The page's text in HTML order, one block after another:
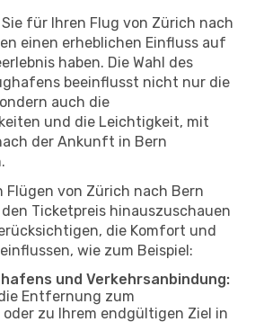
für Ihren Flug von Zürich nach
einen erheblichen Einfluss auf
haben. Die Wahl des
beeinflusst nicht nur die
auch die
und die Leichtigkeit, mit
der Ankunft in Bern
Flügen von Zürich nach Bern
Ticketpreis hinauszuschauen
die Komfort und
wie zum Beispiel:
und Verkehrsanbindung:
Entfernung zum
zu Ihrem endgültigen Ziel in